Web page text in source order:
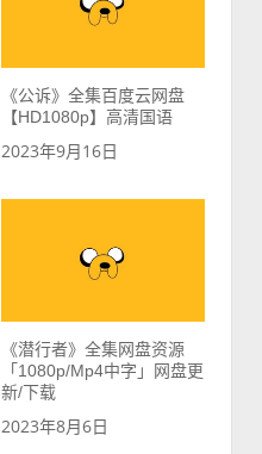
《公诉》全集百度云网盘
【HD1080p】高清国语
2023年9月16日
《潜行者》全集网盘资源
「1080p/Mp4中字」网盘更
新/下载
2023年8月6日